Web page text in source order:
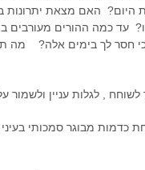
האם מצאת יתרונות
עד כמה ההורים מעורבים
חסר לך בימים אלה? מה
כדמות מבוגר סמכותי